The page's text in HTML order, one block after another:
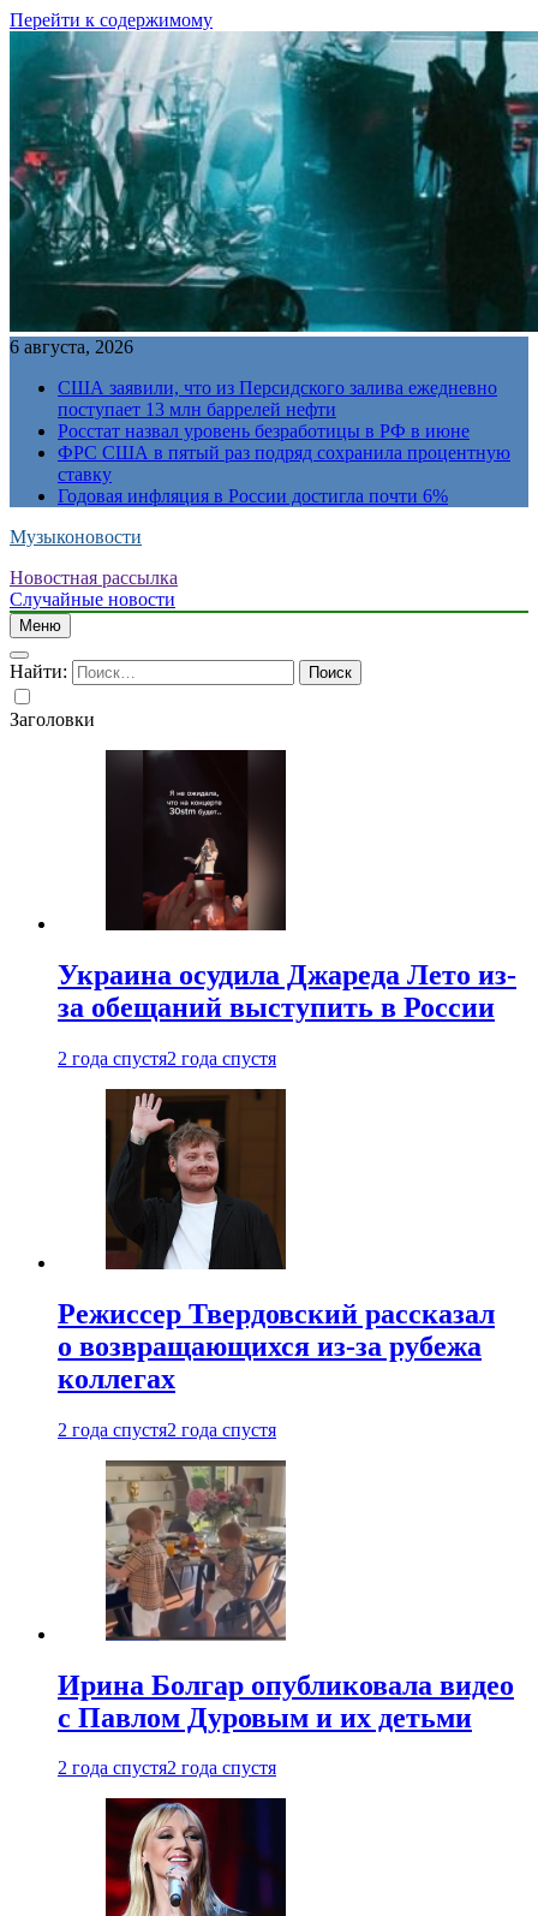
Перейти к содержимому
6 августа, 2026
США заявили, что из Персидского залива ежедневно
поступает 13 млн баррелей нефти
Росстат назвал уровень безработицы в РФ в июне
ФРС США в пятый раз подряд сохранила процентную
ставку
Годовая инфляция в России достигла почти 6%
Музыконовости
Новостная рассылка
Случайные новости
Меню
Найти:
Заголовки
Украина осудила Джареда Лето из-
за обещаний выступить в России
2 года спустя2 года спустя
Режиссер Твердовский рассказал
о возвращающихся из-за рубежа
коллегах
2 года спустя2 года спустя
Ирина Болгар опубликовала видео
с Павлом Дуровым и их детьми
2 года спустя2 года спустя